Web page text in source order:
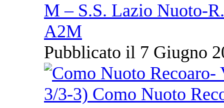
M – S.S. Lazio Nuoto-
A2M
Pubblicato il 7 Giugno